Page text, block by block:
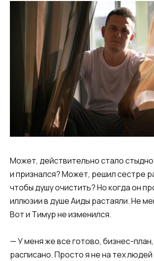
Может, действительно стало
и признался? Может, решил сестре
чтобы душу очистить? Но когда он
иллюзии в душе Аиды растаяли. Не
Вот и Тимур не изменился.
— У меня же все готово, бизнес-
расписано. Просто я не на тех людей